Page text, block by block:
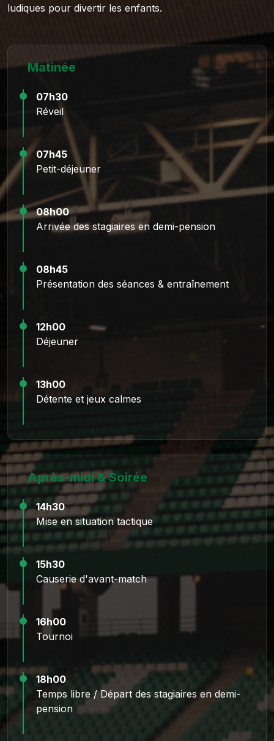
ludiques pour divertir les enfants.
Matinée
07h30
Réveil
07h45
Petit-déjeuner
08h00
Arrivée des stagiaires en demi-pension
08h45
Présentation des séances & entraînement
12h00
Déjeuner
13h00
Détente et jeux calmes
Après-midi & Soirée
14h30
Mise en situation tactique
15h30
Causerie d'avant-match
16h00
Tournoi
18h00
Temps libre / Départ des stagiaires en demi-
pension